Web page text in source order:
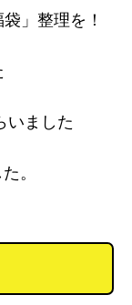
」整理を！
いました
。